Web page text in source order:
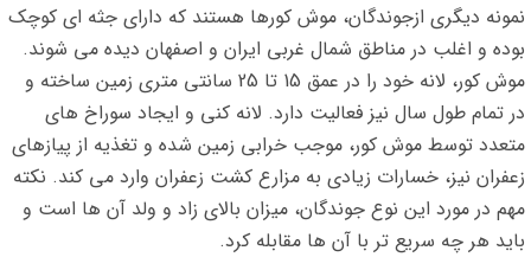
نمونه دیگری ازجوندگان، موش کورها هستند که دارای جثه ای کوچک
بوده و اغلب در مناطق شمال غربی ایران و اصفهان دیده می شوند.
موش کور، لانه خود را در عمق 15 تا 25 سانتی متری زمین ساخته و
در تمام طول سال نیز فعالیت دارد. لانه کنی و ایجاد سوراخ های
متعدد توسط موش کور، موجب خرابی زمین شده و تغذیه از پیازهای
زعفران نیز، خسارات زیادی به مزارع کشت زعفران وارد می کند. نکته
مهم در مورد این نوع جوندگان، میزان بالای زاد و ولد آن ها است و
باید هر چه سریع تر با آن ها مقابله کرد.